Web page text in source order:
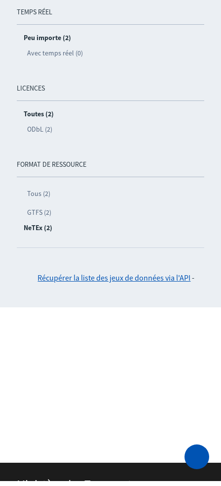
TEMPS RÉEL
Peu importe (2)
Avec temps réel (0)
LICENCES
Toutes (2)
ODbL (2)
FORMAT DE RESSOURCE
Tous (2)
GTFS (2)
NeTEx (2)
Récupérer la liste des jeux de données via l'API -